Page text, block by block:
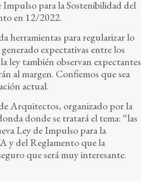
para la Sostenibilidad del
en 12/2022.
herramientas para regularizar lo
expectativas entre los
ley también observan expectantes
al margen. Confiemos que sea
actual.
Arquitectos, organizado por la
donde se tratará el tema: “las
Ley de Impulso para la
y del Reglamento que la
que será muy interesante.